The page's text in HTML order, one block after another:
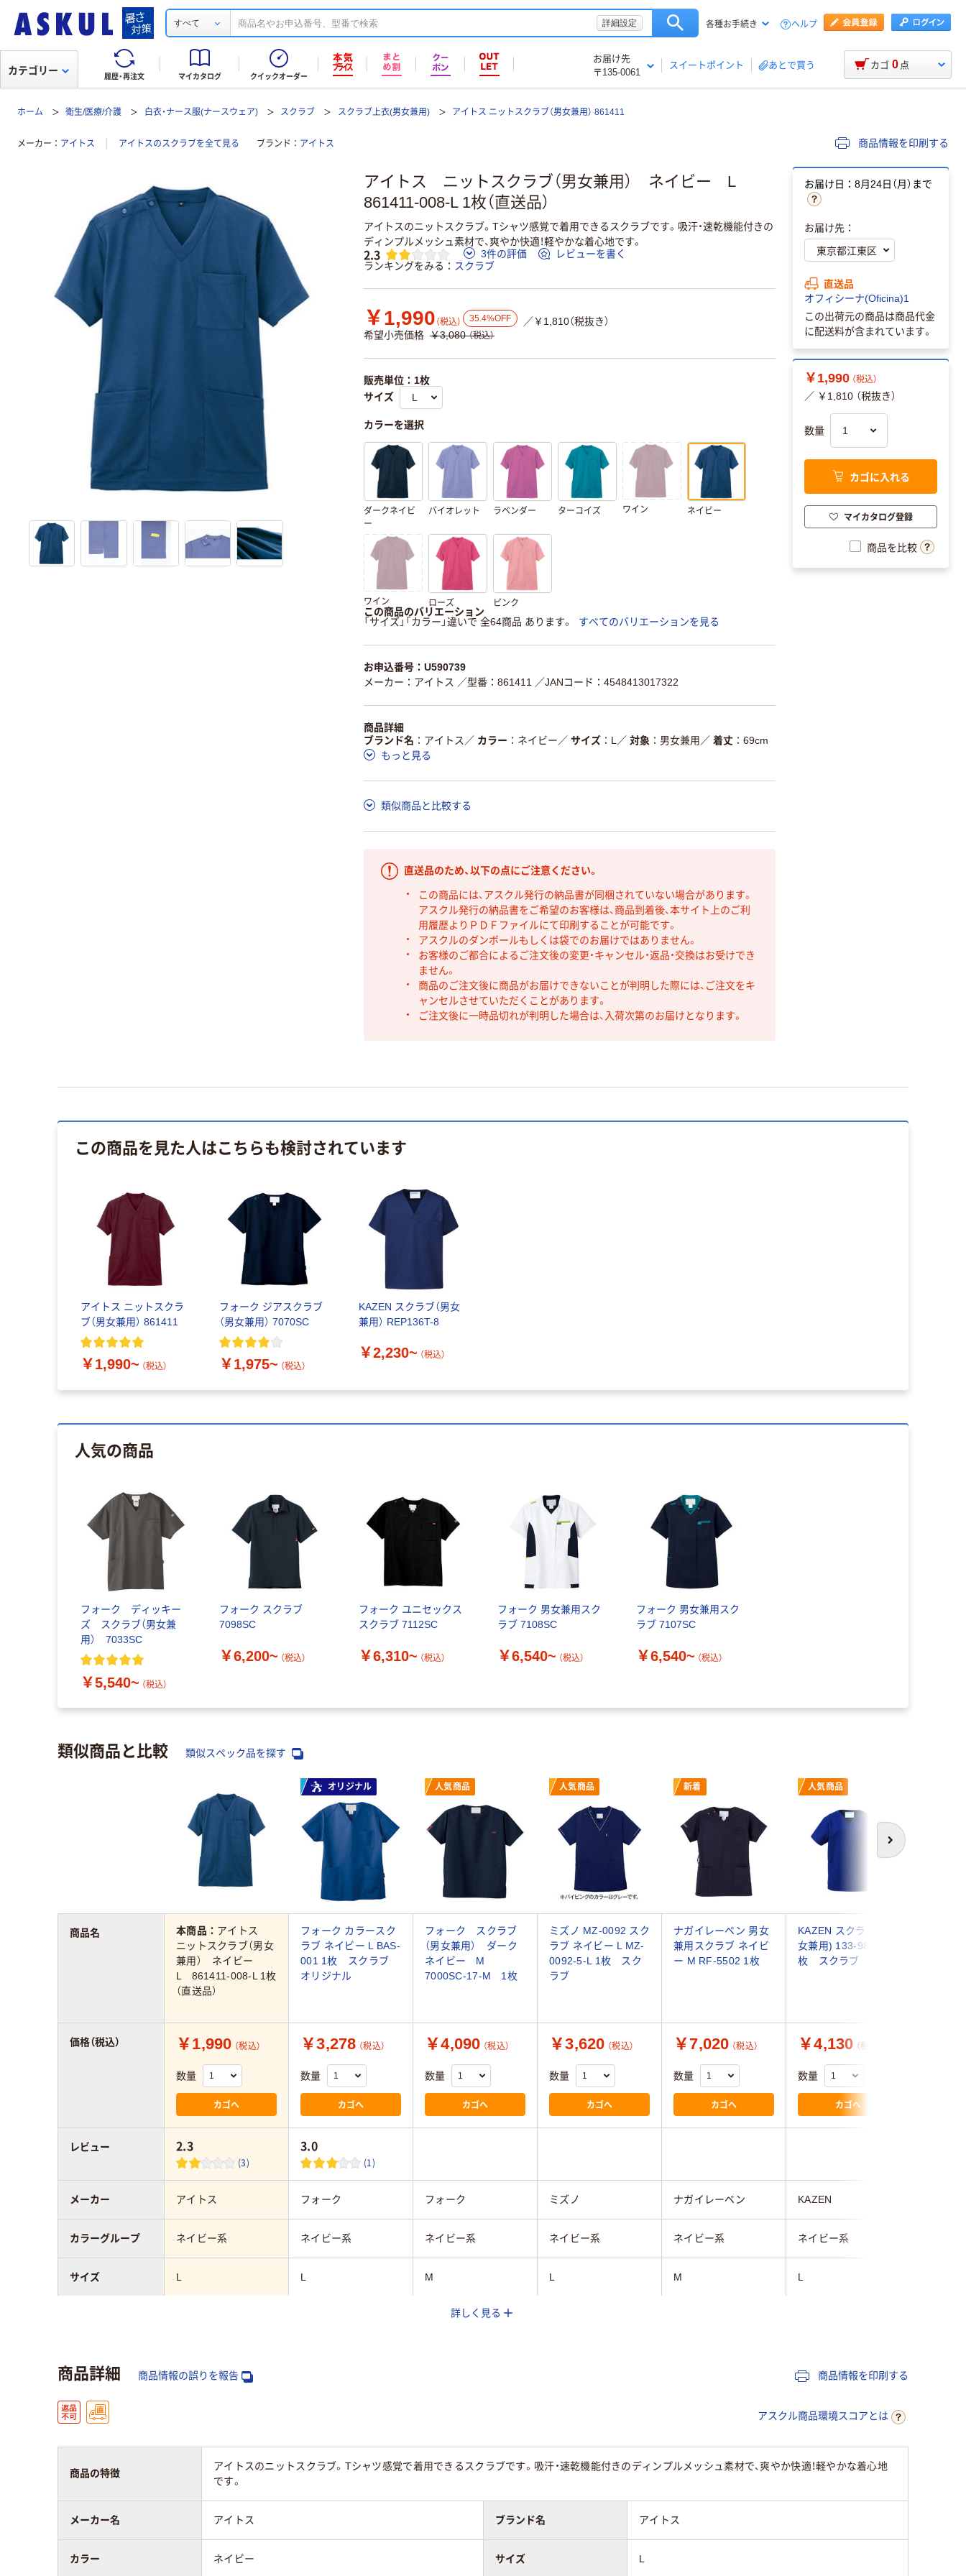
すべて 詳細設定 各種お手続き ヘルプ
履歴・再注文 マイカタログ クイックオーダー
お届け先
〒135-0061
スイートポイント あとで買う
カテゴリー カゴ 0 点
ホーム 衛生/医療/介護 白衣・ナース服(ナースウェア) スクラブ スクラブ上衣(男女兼用) アイトス ニットスクラブ（男女兼用） 861411
メーカー アイトス アイトスのスクラブを全て見る ブランド アイトス 商品情報を印刷する
アイトス ニットスクラブ（男女兼用） ネイビー L
861411-008-L 1枚（直送品）
アイトスのニットスクラブ。Tシャツ感覚で着用できるスクラブです。吸汗・速乾機能付きの
ディンプルメッシュ素材で、爽やか快適！軽やかな着心地です。
2.3 3件の評価
レビューを書く
ランキングをみる
スクラブ
￥1,990 （税込） 35.4%OFF
／￥1,810（税抜き）
希望小売価格 ￥3,080 （税込）
販売単位：1枚
サイズ
カラーを選択
ダークネイビ
ー
バイオレット ラベンダー ターコイズ ワイン ネイビー
ワイン ローズ ピンク
この商品のバリエーション
「サイズ」「カラー」違いで 全64商品 あります。
すべてのバリエーションを見る
お申込番号：U590739
メーカー：アイトス ／型番：861411 ／JANコード：4548413017322
商品詳細
ブランド名
アイトス ／ カラー ネイビー ／ サイズ L ／ 対象 男女兼用 ／ 着丈
69cm
もっと見る
類似商品と比較する
直送品のため、以下の点にご注意ください。
この商品には、アスクル発行の納品書が同梱されていない場合があります。
アスクル発行の納品書をご希望のお客様は、商品到着後、本サイト上のご利
用履歴よりＰＤＦファイルにて印刷することが可能です。
アスクルのダンボールもしくは袋でのお届けではありません。
お客様のご都合によるご注文後の変更・キャンセル・返品・交換はお受けでき
ません。
商品のご注文後に商品がお届けできないことが判明した際には、ご注文をキ
ャンセルさせていただくことがあります。
ご注文後に一時品切れが判明した場合は、入荷次第のお届けとなります。
お届け日：8月24日（月）まで
お届け先：
直送品
オフィシーナ(Oficina)1
この出荷元の商品は商品代金
に配送料が含まれています。
￥1,990 （税込）
／ ￥1,810 （税抜き）
数量
カゴに入れる
マイカタログ登録
商品を比較
この商品を見た人はこちらも検討されています
アイトス ニットスクラ
ブ（男女兼用） 861411
￥1,990~ （税込）
フォーク ジアスクラブ
（男女兼用） 7070SC
￥1,975~ （税込）
KAZEN スクラブ（男女
兼用） REP136T-8
￥2,230~ （税込）
人気の商品
フォーク ディッキー
ズ スクラブ（男女兼
用） 7033SC
￥5,540~ （税込）
フォーク スクラブ
7098SC
￥6,200~ （税込）
フォーク ユニセックス
スクラブ 7112SC
￥6,310~ （税込）
フォーク 男女兼用スク
ラブ 7108SC
￥6,540~ （税込）
フォーク 男女兼用スク
ラブ 7107SC
￥6,540~ （税込）
類似商品と比較 類似スペック品を探す
次へ
オリジナル 人気商品 人気商品 新着 人気商品
本商品： アイトス
ニットスクラブ（男女
兼用） ネイビー
L 861411-008-L 1枚
（直送品）
フォーク カラースク
ラブ ネイビー L BAS-
001 1枚 スクラブ
オリジナル
フォーク スクラブ
（男女兼用） ダーク
ネイビー M
7000SC-17-M 1枚
ミズノ MZ-0092 スク
ラブ ネイビー L MZ-
0092-5-L 1枚 スク
ラブ
ナガイレーベン 男女
兼用スクラブ ネイビ
ー M RF-5502 1枚
KAZEN スクラブ(男
女兼用) 133-98 L 1
枚 スクラブ
￥1,990 （税込）
数量
カゴへ
￥3,278 （税込）
数量
カゴへ
￥4,090 （税込）
数量
カゴへ
￥3,620 （税込）
数量
カゴへ
￥7,020 （税込）
数量
カゴへ
￥4,130 （税込）
数量
カゴへ
2.3
(3)
3.0
(1)
アイトス フォーク フォーク ミズノ ナガイレーベン KAZEN
ネイビー系 ネイビー系 ネイビー系 ネイビー系 ネイビー系 ネイビー系
L L M L M L
男女兼用 男女兼用 男女兼用 男女兼用 男女兼用 男女兼用
商品名
価格（税込）
レビュー
メーカー
カラーグループ
サイズ
対象
スコア
詳しく見る
商品詳細 商品情報の誤りを報告 商品情報を印刷する
アスクル商品環境スコアとは
商品の特徴
アイトスのニットスクラブ。Tシャツ感覚で着用できるスクラブです。吸汗・速乾機能付きのディンプルメッシュ素材で、爽やか快適！軽やかな着心地
です。
メーカー名 アイトス ブランド名 アイトス
カラー ネイビー サイズ L